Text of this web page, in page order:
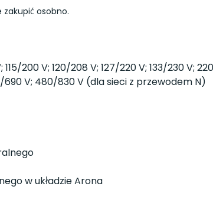
osobno.
115/200 V; 120/208 V; 127/220 V; 133/230 V;
V; 480/830 V (dla sieci z przewodem N)
w układzie Arona